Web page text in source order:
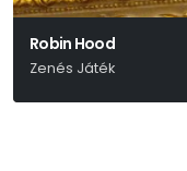
Robin Hood
Zenés Játék